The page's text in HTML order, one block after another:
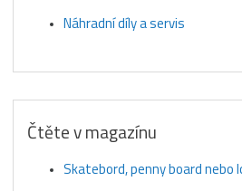
Náhradní díly a servis
Čtěte v magazínu
Skatebord, penny board nebo